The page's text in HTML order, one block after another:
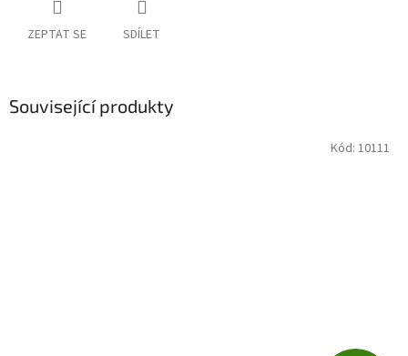
ZEPTAT SE SDÍLET
Související produkty
Kód: 10111